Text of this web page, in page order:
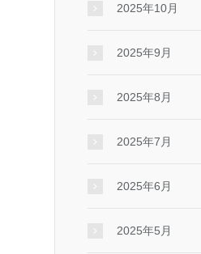
2025年10月
2025年9月
2025年8月
2025年7月
2025年6月
2025年5月